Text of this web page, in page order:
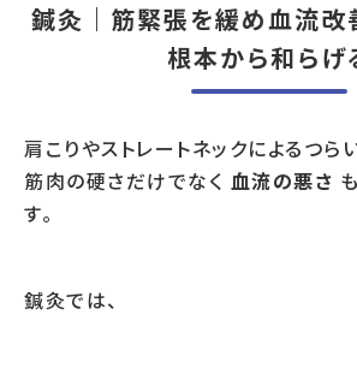
鍼灸｜筋緊張を緩め血流改
根本から和らげ
肩こりやストレートネックによるつら
筋肉の硬さだけでなく 血流の悪さ
す。
鍼灸では、